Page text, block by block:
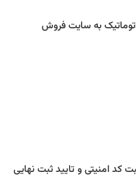
به سایت فروش
امنیتی و تایید ثبت نهایی